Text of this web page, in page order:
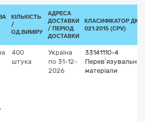
КІЛЬКІСТЬ
/
ОД.ВИМІРУ
АДРЕСА
ДОСТАВКИ
/ ПЕРІОД
ДОСТАВКИ
КЛАСИФІКАТОР ДК
021:2015 (CPV)
400
штука
Україна
по 31-12-
2026
33141110-4
Перев’язувальні
матеріали